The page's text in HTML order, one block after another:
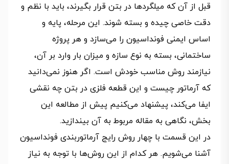
قبل از آن‌ که میلگردها در بتن قرار بگیرند، باید با نظم و
دقت خاصی چیده و بسته شوند. این مرحله، پایه و
اساس ایمنی فونداسیون را می‌سازد و هر پروژه
ساختمانی، بسته به نوع سازه و میزان بار وارد بر آن،
نیازمند روش مناسب خودش است. اگر هنوز نمی‌دانید
که آرماتور چیست و این قطعه فلزی در بتن چه نقشی
ایفا می‌کند، پیشنهاد می‌کنیم پیش از مطالعه این
بخش، نگاهی به مقاله مربوط به آن بیندازید.
در این قسمت با چهار روش رایج آرماتوربندی فونداسیون
آشنا می‌شویم. هر کدام از این روش‌ها با توجه به نیاز